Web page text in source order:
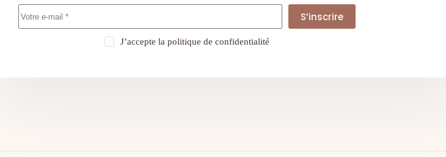
S’inscrire
J’accepte la politique de confidentialité